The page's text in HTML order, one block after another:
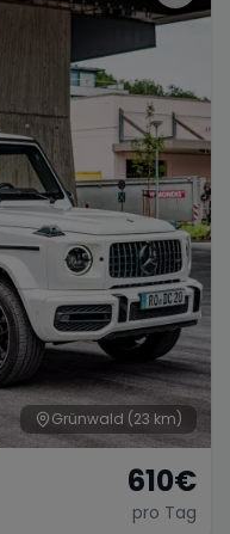
Grünwald (23 km)
610€
pro Tag